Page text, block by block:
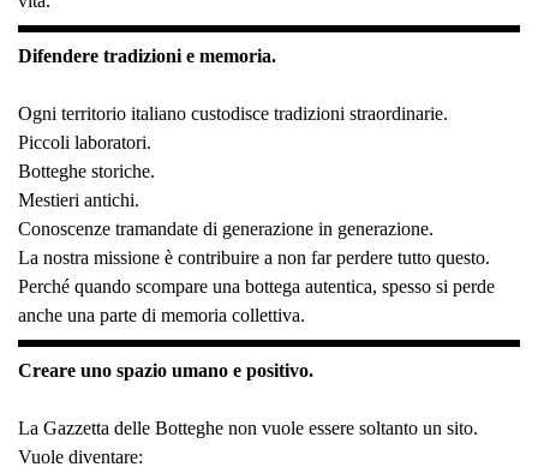
Difendere tradizioni e memoria.
Ogni territorio italiano custodisce tradizioni straordinarie.
Piccoli laboratori.
Botteghe storiche.
Mestieri antichi.
Conoscenze tramandate di generazione in generazione.
La nostra missione è contribuire a non far perdere tutto questo.
Perché quando scompare una bottega autentica, spesso si perde
anche una parte di memoria collettiva.
Creare uno spazio umano e positivo.
La Gazzetta delle Botteghe non vuole essere soltanto un sito.
Vuole diventare: